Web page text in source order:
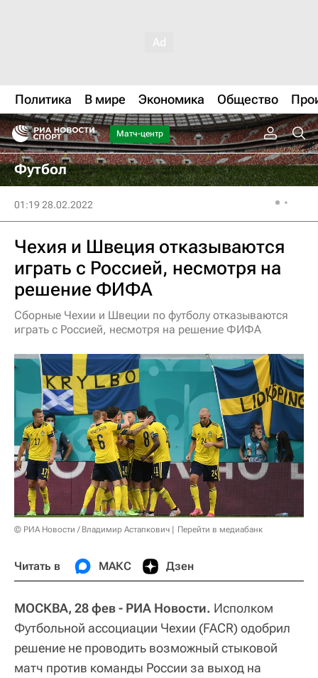
Политика В мире Экономика Общество
Матч-центр
Футбол
01:19 28.02.2022
Чехия и Швеция отказываются
играть с Россией, несмотря на
решение ФИФА
Сборные Чехии и Швеции по футболу отказываются
играть с Россией, несмотря на решение ФИФА
© РИА Новости / Владимир Астапкович Перейти в медиабанк
Читать в МАКС Дзен
МОСКВА, 28 фев - РИА Новости. Исполком
Футбольной ассоциации Чехии (FACR) одобрил
решение не проводить возможный стыковой
матч против команды России за выход на